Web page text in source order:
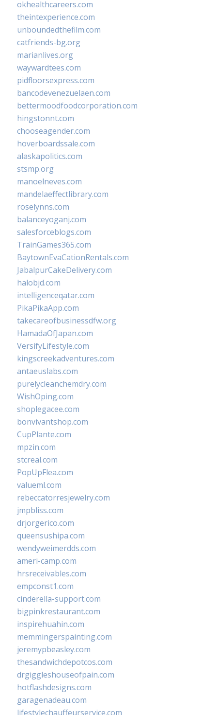
okhealthcareers.com
theintexperience.com
unboundedthefilm.com
catfriends-bg.org
marianlives.org
waywardtees.com
pidfloorsexpress.com
bancodevenezuelaen.com
bettermoodfoodcorporation.com
hingstonnt.com
chooseagender.com
hoverboardssale.com
alaskapolitics.com
stsmp.org
manoelneves.com
mandelaeffectlibrary.com
roselynns.com
balanceyoganj.com
salesforceblogs.com
TrainGames365.com
BaytownEvaCationRentals.com
JabalpurCakeDelivery.com
halobjd.com
intelligenceqatar.com
PikaPikaApp.com
takecareofbusinessdfw.org
HamadaOfJapan.com
VersifyLifestyle.com
kingscreekadventures.com
antaeuslabs.com
purelycleanchemdry.com
WishOping.com
shoplegacee.com
bonvivantshop.com
CupPlante.com
mpzin.com
stcreal.com
PopUpFlea.com
valueml.com
rebeccatorresjewelry.com
jmpbliss.com
drjorgerico.com
queensushipa.com
wendyweimerdds.com
ameri-camp.com
hrsreceivables.com
empconst1.com
cinderella-support.com
bigpinkrestaurant.com
inspirehuahin.com
memmingerspainting.com
jeremypbeasley.com
thesandwichdepotcos.com
drgiggleshouseofpain.com
hotflashdesigns.com
garagenadeau.com
lifestylechauffeurservice.com